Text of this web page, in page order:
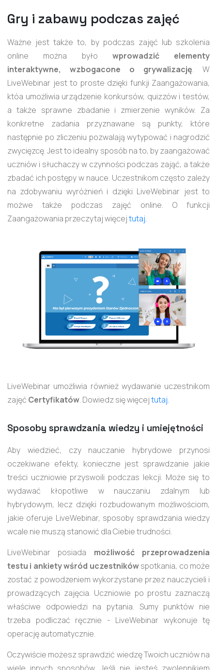
Gry i zabawy podczas zajęć
Ważne jest także to, by podczas zajęć lub szkolenia
online można było wprowadzić elementy
interaktywne, wzbogacone o grywalizację. W
LiveWebinar jest to proste dzięki funkji Zaangażowania,
któa umożliwia urządzenie konkursów, quizzów i testów,
a także sprawne zbadanie i zmierzenie wyników. Za
konkretne zadania przyznawane są punkty, które
następnie po zliczeniu pozwalają wytypować i nagrodzić
zwycięzcę. Jest to idealny sposób na to, by zaangażować
uczniów i słuchaczy w czynności podczas zająć, a także
zbadać ich postępy w nauce. Uczestnikom często zależy
na zdobywaniu wyróżnień i dzięki LiveWebinar jest to
możwe także podczas zajęć online. O funkcji
Zaangażowania przeczytaj więcejtutaj.
LiveWebinar umożliwia również wydawanie uczestnikom
zajęć Certyfikatów. Dowiedz się więcejtutaj.
Sposoby sprawdzania wiedzy i umiejętności
Aby wiedzieć, czy nauczanie hybrydowe przynosi
oczekiwane efekty, konieczne jest sprawdzanie jakie
treści uczniowie przyswoili podczas lekcji. Może się to
wydawać kłopotliwe w nauczaniu zdalnym lub
hybrydowym, lecz dzięki rozbudowanym możliwościom,
jakie oferuje LiveWebinar, sposoby sprawdzania wiedzy
wcale nie muszą stanowić dla Ciebie trudności.
LiveWebinar posiada możliwość przeprowadzenia
testu i ankiety wśród uczestnikówspotkania, co może
zostać z powodzeniem wykorzystane przez nauczycieli i
prowadzących zajęcia. Uczniowie po prostu zaznaczą
właściwe odpowiedzi na pytania. Sumy punktów nie
trzeba podliczać ręcznie - LiveWebinar wykonuje tę
operację automatycznie.
Oczywiście możesz sprawdzić wiedzę Twoich uczniów na